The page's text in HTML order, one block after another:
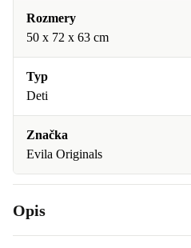
Rozmery
50 x 72 x 63 cm
Typ
Deti
Značka
Evila Originals
Opis